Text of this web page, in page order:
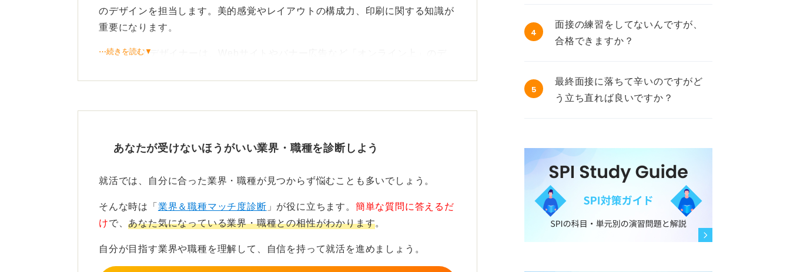
のデザインを担当します。美的感覚やレイアウトの構成力、印刷に関する知識が
重要になります。
一方、Webデザイナーは、Webサイトやバナー広告など「オンライン上」のデ
Webデザイナーには、見た目の美しさはもちろん、ユーザーにとっての使いやす
が比較的チャンスは多い傾向にあります。紙媒体は縮小傾向にあるため、グラフ
ィックデザイナーもWebの知識を身に付けておくと、仕事の幅が広がります。
1
⋯続きを読む▼
あなたが受けないほうがいい業界・職種を診断しよう
就活では、自分に合った業界・職種が見つからず悩むことも多いでしょう。
そんな時は「 業界＆職種マッチ度診断 」が役に立ちます。 簡単な質問に答えるだ
けで、あなた気になっている業界・職種との相性がわかります。
自分が目指す業界や職種を理解して、自信を持って就活を進めましょう。
4
面接の練習をしてないんですが、
合格できますか？
5
最終面接に落ちて辛いのですがど
う立ち直れば良いですか？